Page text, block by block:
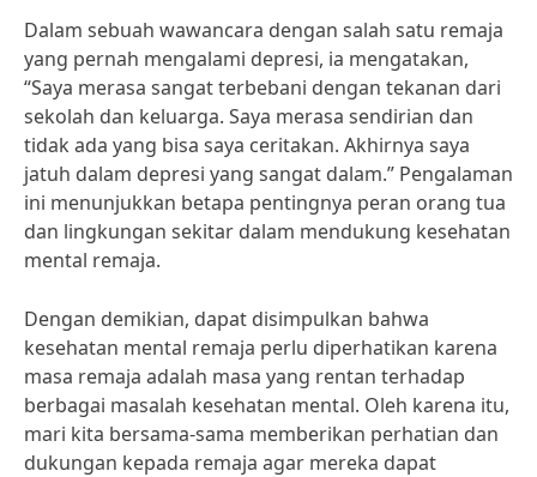
Dalam sebuah wawancara dengan salah satu remaja
yang pernah mengalami depresi, ia mengatakan,
“Saya merasa sangat terbebani dengan tekanan dari
sekolah dan keluarga. Saya merasa sendirian dan
tidak ada yang bisa saya ceritakan. Akhirnya saya
jatuh dalam depresi yang sangat dalam.” Pengalaman
ini menunjukkan betapa pentingnya peran orang tua
dan lingkungan sekitar dalam mendukung kesehatan
mental remaja.
Dengan demikian, dapat disimpulkan bahwa
kesehatan mental remaja perlu diperhatikan karena
masa remaja adalah masa yang rentan terhadap
berbagai masalah kesehatan mental. Oleh karena itu,
mari kita bersama-sama memberikan perhatian dan
dukungan kepada remaja agar mereka dapat